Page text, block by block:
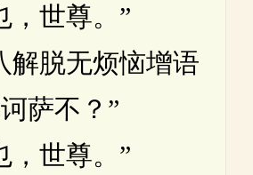
世尊。”
脱无烦恼增语
萨不？”
世尊。”